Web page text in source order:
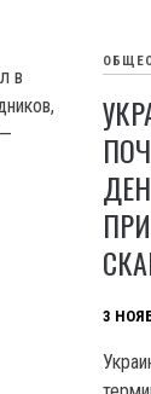
в
3